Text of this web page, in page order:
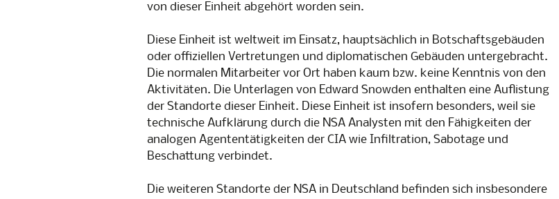
Lesen gegen
3. No-Spy Konferenz
PrismCamp 2
Snowden-Lesung
gegen Überwachung
PrismCamp 1
von dieser Einheit abgehört worden sein.
Diese Einheit ist weltweit im Einsatz, hauptsächlich in Botschaftsgebäuden
oder offiziellen Vertretungen und diplomatischen Gebäuden untergebracht.
Die normalen Mitarbeiter vor Ort haben kaum bzw. keine Kenntnis von den
Aktivitäten. Die Unterlagen von Edward Snowden enthalten eine Auflistung
der Standorte dieser Einheit. Diese Einheit ist insofern besonders, weil sie
technische Aufklärung durch die NSA Analysten mit den Fähigkeiten der
analogen Agententätigkeiten der CIA wie Infiltration, Sabotage und
Beschattung verbindet.
Die weiteren Standorte der NSA in Deutschland befinden sich insbesondere